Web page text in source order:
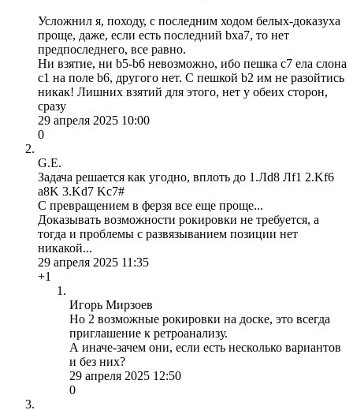
Усложнил я, походу, с последним ходом белых-доказуха
проще, даже, если есть последний bxa7, то нет
предпоследнего, все равно.
Ни взятие, ни b5-b6 невозможно, ибо пешка c7 ела слона
с1 на поле b6, другого нет. С пешкой b2 им не разойтись
никак! Лишних взятий для этого, нет у обеих сторон,
сразу
29 апреля 2025 10:00
0
G.E.
Задача решается как угодно, вплоть до 1.Лd8 Лf1 2.Kf6
a8K 3.Kd7 Kc7#
С превращением в ферзя все еще проще...
Доказывать возможности рокировки не требуется, а
тогда и проблемы с развязыванием позиции нет
никакой...
29 апреля 2025 11:35
+1
Игорь Мирзоев
Но 2 возможные рокировки на доске, это всегда
приглашение к ретроанализу.
А иначе-зачем они, если есть несколько вариантов
и без них?
29 апреля 2025 12:50
0